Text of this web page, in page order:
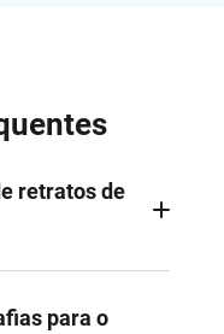
retratos de
professores.
para o